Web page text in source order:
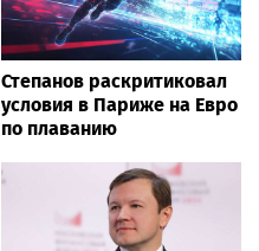
Степанов раскритиковал
условия в Париже на Евро
по плаванию